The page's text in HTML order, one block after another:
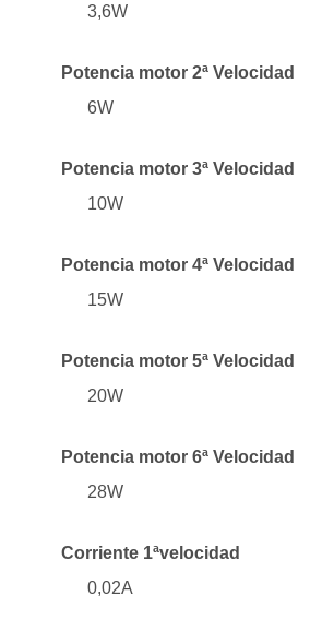
3,6W
Potencia motor 2ª Velocidad
6W
Potencia motor 3ª Velocidad
10W
Potencia motor 4ª Velocidad
15W
Potencia motor 5ª Velocidad
20W
Potencia motor 6ª Velocidad
28W
Corriente 1ªvelocidad
0,02A